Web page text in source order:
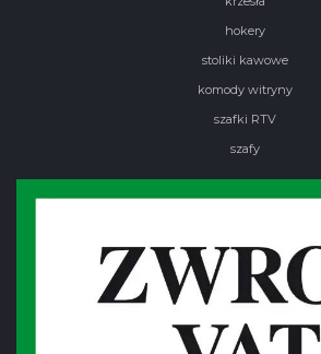
hokery
stoliki kawowe
komody witryny
szafki RTV
szafy